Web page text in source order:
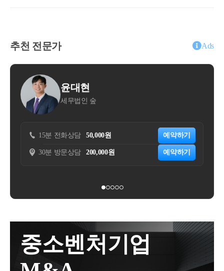
일반주택을 추가 취득할 수 있습니다.
조정대상지역에서 추가 주택을 취득하면
요.
상속주택인 경우,
지방세법시행령 28조의 4, 주택 수 산정방법
상속을 원인으로 취득한 주택, 조합원입주권, 주택분
양권, 오피스텔은
자 인 소상공인이나 가업의 경우해당 특례는 적용이
밖에 안되지만가업승계 특례시 증여재산공제가 10억
원이 됩니다.즉 10억원 미만의 가업을 승계하는 증여
진행시증여세를 한푼도 안낼수도 있다는 것입니다.두
여세를 과세합니다.증여세가 정말 많이 줄어들 수 있
습니다.다만, 증여자인 부모가 추후 사망하는 경우상
속세에서 정산 과세되게 됩니다.예를 들어가업승계를
정산 방법은기존 증여재산가액 + 이번 상속재산가액
의10% ~ 50% 세율을 적용하는 것입니다.그래서 20억
원이 아닌 10억원 + 추가 상속재산의 합에 대한상속세
를 납부하게 됩니다.이 제도의 가장 큰 장점이 이 부분
주택으로 인한 비과세 특례 요건을 살펴보겠습니다.일
주택은 상속 개시일 현재보유하고 있던 주택에 대해서
한정하는데요.요건을 살펴보도록 하겠습니다.상속개
시일 현재 일반주택을 소유하고 있을 것별도세대인 피
에 해당할 것일반주택을 상속주택보다 먼저 양도할 것
양도일 현재 일반주택은 2년 이상 보유요건을 충족할
것1번 요건 및 4번 요건주택은 상속이 일어난 뒤에 산
이며,동일세대라면 상속을 받았다 하더라도 상속 전/
후 모두동일 세대 기준으로 양도세 비과세를 판단하기
때문에별도 세대가 상속받은 경우 해당 비과세가 가능
합니다.3번 요건선순위상속주택에 해당하여야 합니
가구역은2026년 7월 5일부터 효력이 발생합니다.이미
서울 강남 4구를 제외한 전 구 (21개구) 와경기도의 12
개 구역은(과천, 광명, 하남, 의왕, 성남 분당/수정/중원,
수원 영통/장안/팔달, 용인 수지, 안양 동안)2025년 10
월 16일재지정이 된 상태인데요.뒤이어화성 동탄구 /
용인 기흥구 / 구리시이 3곳이신규 지정이 되었습니다.
이제는 다주택자 중과, 취득세 중과, 대출 규제, 토허제
적용 등많은 분들이 조정지역 등의 효과를 잘 아시고
계실텐데요.다시 한번 정리해드리도록 하겠습니다.대
출가계대출은 크게주담대와 전세대출로 나누어집니
조건부 1주택자 포함)유주택자는 0% (대출 불가) 규제
0%, 유주택자가 60% 인 것과는대출 폭이 현저히 줄어
든다는 것을 알 수 있습니다.전세대출의 경우소유권
이전 조건부 전세대출은 금지되어매수자가 전세보증
금으로 매매 잔금을 대체하는갭투자 형태의 거래는 차
추천 전문가 Ads
예약하기
예약하기
15분 전화상담 30,000원
30분 방문상담 70,000원
중소벤처기업